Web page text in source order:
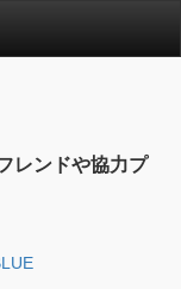
レンドや協力プ